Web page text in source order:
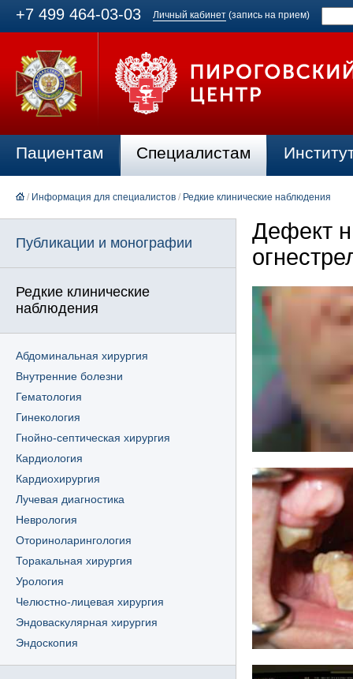
+7 499 464-03-03 Личный кабинет (запись на прием)
Пациентам Специалистам
/ Информация для специалистов / Редкие клинические наблюдения
Публикации и монографии
Редкие клинические
наблюдения
Абдоминальная хирургия
Внутренние болезни
Гематология
Гинекология
Гнойно-септическая хирургия
Кардиология
Кардиохирургия
Лучевая диагностика
Неврология
Оториноларингология
Торакальная хирургия
Урология
Челюстно-лицевая хирургия
Эндоваскулярная хирургия
Эндоскопия
Дефект